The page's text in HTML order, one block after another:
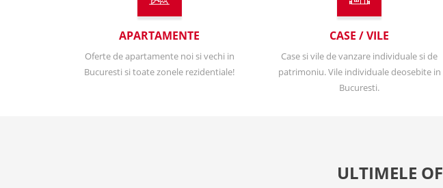
APARTAMENTE
Oferte de apartamente noi si vechi in
Bucuresti si toate zonele rezidentiale!
CASE / VILE
Case si vile de vanzare individuale si de
patrimoniu. Vile individuale deosebite in
Bucuresti.
ULTIMELE